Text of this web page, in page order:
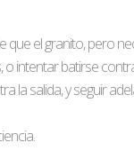
que el granito, pero
o intentar batirse
la salida, y seguir